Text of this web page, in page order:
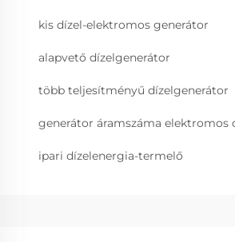
kis dízel-elektromos generátor
alapvető dízelgenerátor
több teljesítményű dízelgenerátor
generátor áramszáma elektromos
ipari dízelenergia-termelő